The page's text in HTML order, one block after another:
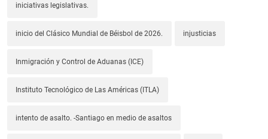
iniciativas legislativas.
inicio del Clásico Mundial de Béisbol de 2026. injusticias
Inmigración y Control de Aduanas (ICE)
Instituto Tecnológico de Las Américas (ITLA)
intento de asalto. -Santiago en medio de asaltos